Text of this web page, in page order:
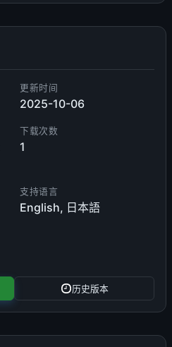
更新时间
2025-10-06
下载次数
1
支持语言
English, 日本語
历史版本